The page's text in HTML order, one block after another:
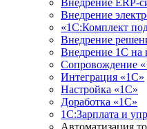
Внедрение ERP-
Внедрение
«1С:Комплект
Внедрение
Внедрение 1С на
Сопровождение
Интеграция «1С»
Настройка «1С»
Доработка «1С»
1С:Зарплата и
Автоматизация